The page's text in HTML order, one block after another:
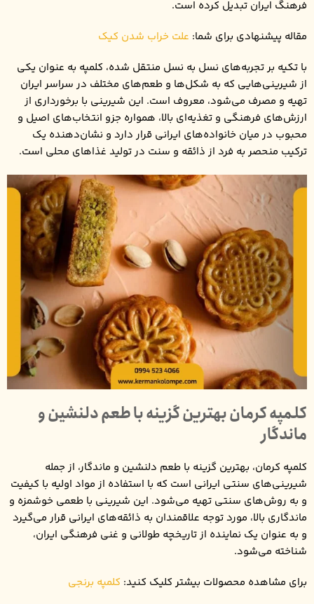
فرهنگ ایران تبدیل کرده است.
مقاله پیشنهادی برای شما: علت خراب شدن کیک
با تکیه بر تجربه‌های نسل به نسل منتقل شده، کلمپه به عنوان یکی
از شیرینی‌هایی که به شکل‌ها و طعم‌های مختلف در سراسر ایران
تهیه و مصرف می‌شود، معروف است. این شیرینی با برخورداری از
ارزش‌های فرهنگی و تغذیه‌ای بالا، همواره جزو انتخاب‌های اصیل و
محبوب در میان خانواده‌های ایرانی قرار دارد و نشان‌دهنده یک
ترکیب منحصر به فرد از ذائقه و سنت در تولید غذاهای محلی است.
کلمپه کرمان بهترین گزینه با طعم دلنشین و
ماندگار
کلمپه کرمان، بهترین گزینه با طعم دلنشین و ماندگار، از جمله
شیرینی‌های سنتی ایرانی است که با استفاده از مواد اولیه با کیفیت
و به روش‌های سنتی تهیه می‌شود. این شیرینی با طعمی خوشمزه و
ماندگاری بالا، مورد توجه علاقمندان به ذائقه‌های ایرانی قرار می‌گیرد
و به عنوان یک نماینده از تاریخچه طولانی و غنی فرهنگی ایران،
شناخته می‌شود.
برای مشاهده محصولات بیشتر کلیک کنید: کلمپه برنجی